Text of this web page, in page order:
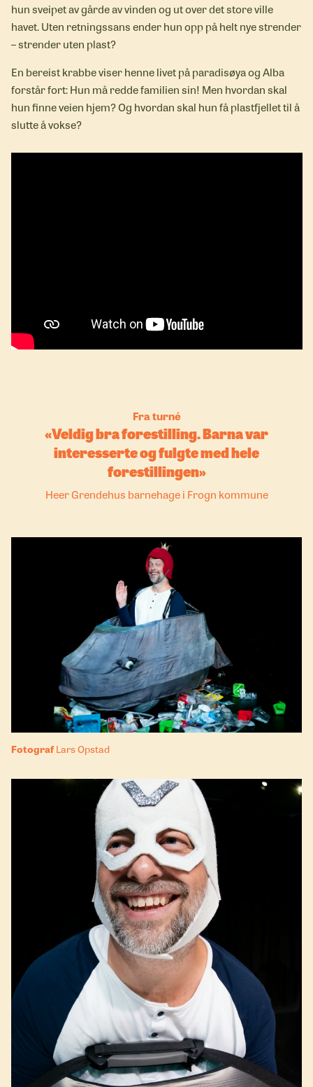
hun sveipet av gårde av vinden og ut over det store ville
havet. Uten retningssans ender hun opp på helt nye strender
– strender uten plast?
En bereist krabbe viser henne livet på paradisøya og Alba
forstår fort: Hun må redde familien sin! Men hvordan skal
hun finne veien hjem? Og hvordan skal hun få plastfjellet til å
slutte å vokse?
Fra turné
Veldig bra forestilling. Barna var
interesserte og fulgte med hele
forestillingen
Heer Grendehus barnehage i Frogn kommune
FotografLars Opstad